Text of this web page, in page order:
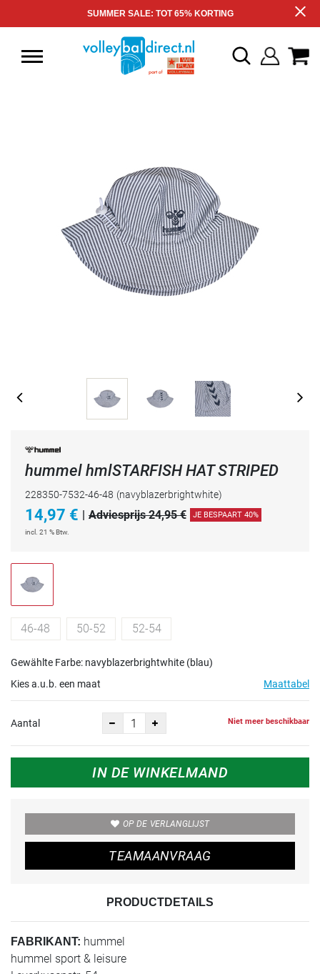
SUMMER SALE: TOT 65% KORTING
hummel hmlSTARFISH HAT STRIPED
228350-7532-46-48 (navyblazerbrightwhite)
14,97 € | Adviesprijs 24,95 € JE BESPAART 40%
incl. 21 % Btw.
46-48 50-52 52-54
Gewählte Farbe: navyblazerbrightwhite (blau)
Kies a.u.b. een maat
Maattabel
Aantal Niet meer beschikbaar
IN DE WINKELMAND
OP DE VERLANGLIJST
TEAMAANVRAAG
PRODUCTDETAILS
FABRIKANT: hummel
hummel sport & leisure